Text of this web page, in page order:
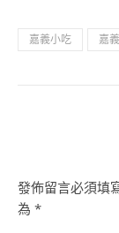
嘉義小吃 嘉
發佈留言必須填
為 *